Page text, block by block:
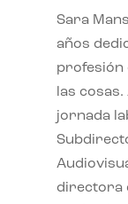
Sara
años
profesión
las cosas.
jornada
directora